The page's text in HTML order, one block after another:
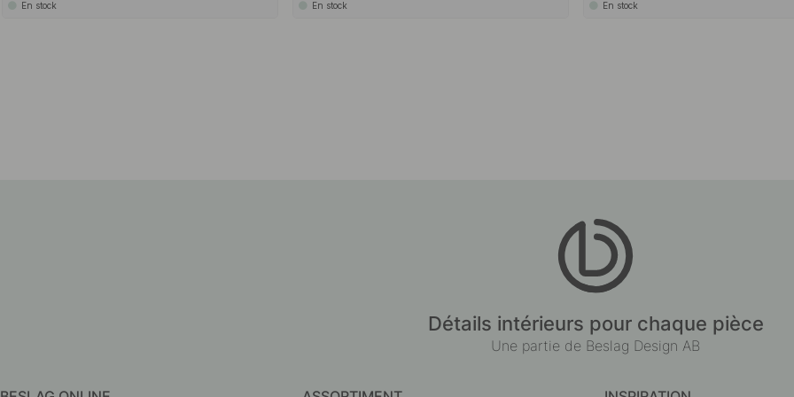
En stock En stock En stock
Détails intérieurs pour chaque pièce
Une partie de Beslag Design AB